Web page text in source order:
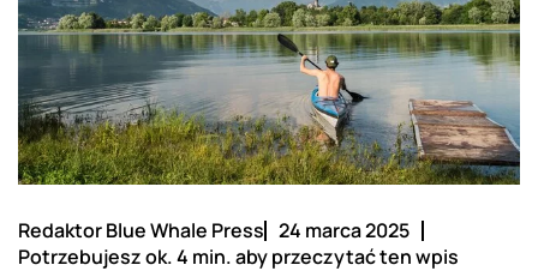
Redaktor Blue Whale Press 24 marca 2025
Potrzebujesz ok. 4 min. aby przeczytać ten wpis